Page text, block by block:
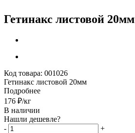
Гетинакс листовой 20мм
Код товара: 001026
Гетинакс листовой 20мм
Подробнее
176 ₽/кг
В наличии
Нашли дешевле?
-
+